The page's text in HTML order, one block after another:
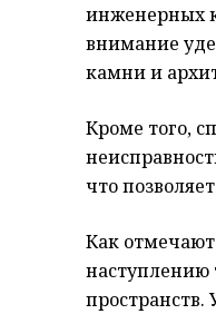
инженерных
внимание
камни и
Кроме того,
что
Как
наступлению
пространств.